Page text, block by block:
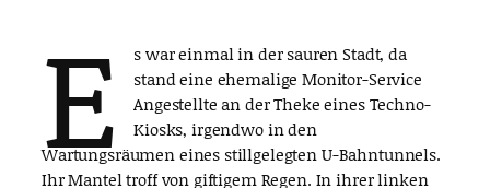
E
s war einmal in der sauren Stadt, da
stand eine ehemalige Monitor-Service
Angestellte an der Theke eines Techno-
Kiosks, irgendwo in den
Wartungsräumen eines stillgelegten U-Bahntunnels.
Ihr Mantel troff von giftigem Regen. In ihrer linken